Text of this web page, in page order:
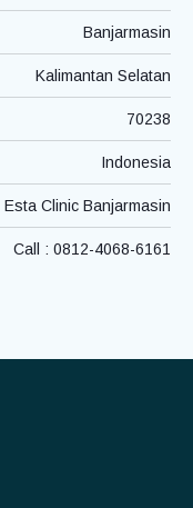
Banjarmasin
Kalimantan Selatan
70238
Indonesia
Esta Clinic Banjarmasin
Call : 0812-4068-6161